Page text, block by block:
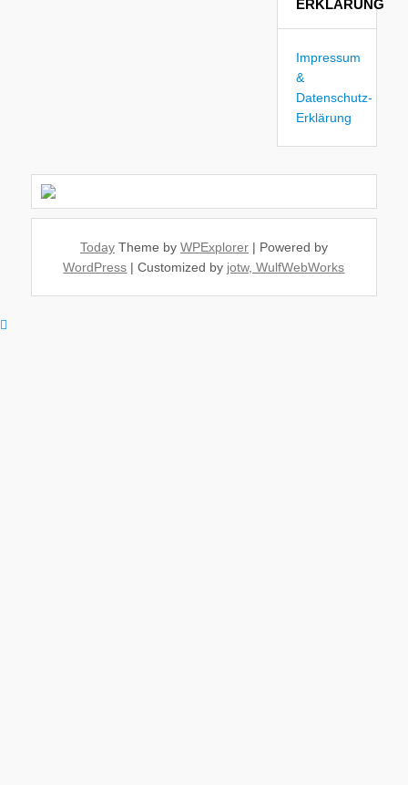
ERKLÄRUNG
Impressum
&
Datenschutz-
Erklärung
TodayTheme by WPExplorer| Powered by
WordPress | Customized by jotw, WulfWebWorks